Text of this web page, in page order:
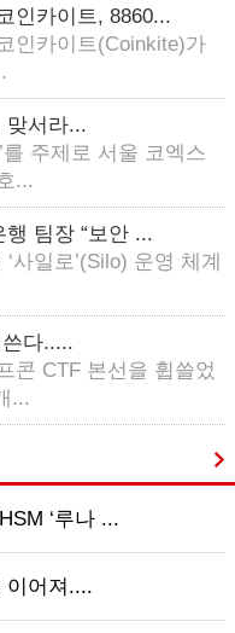
인카이트, 8860...
인카이트(Coinkite)가
맞서라...
를 주제로 서울 코엑스
...
팀장 “보안 ...
사일로’(Silo) 운영 체계
다.....
콘 CTF 본선을 휩쓸었
...
‘루나 ...
이어져....